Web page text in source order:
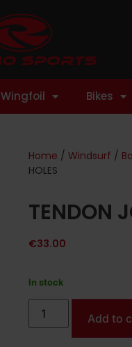
Wingfoil Bikes
Home / Windsurf /
HOLES
TENDON
€33.00
In stock
Add to